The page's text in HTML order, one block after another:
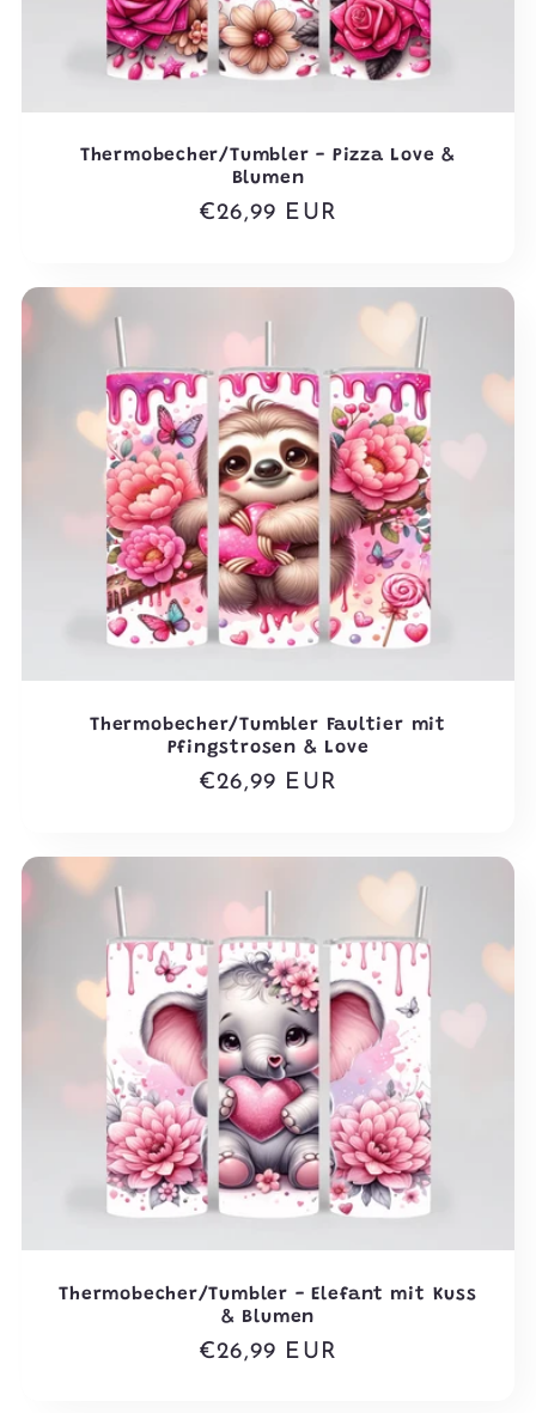
Thermobecher/Tumbler - Pizza Love &
Blumen
Normaler
€26,99 EUR
Thermobecher/Tumbler Faultier mit
Pfingstrosen & Love
Normaler
€26,99 EUR
Thermobecher/Tumbler - Elefant mit Kuss
& Blumen
Normaler
€26,99 EUR